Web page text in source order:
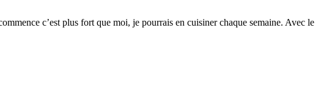
c’est plus fort que moi, je pourrais en cuisiner chaque semaine. Avec le